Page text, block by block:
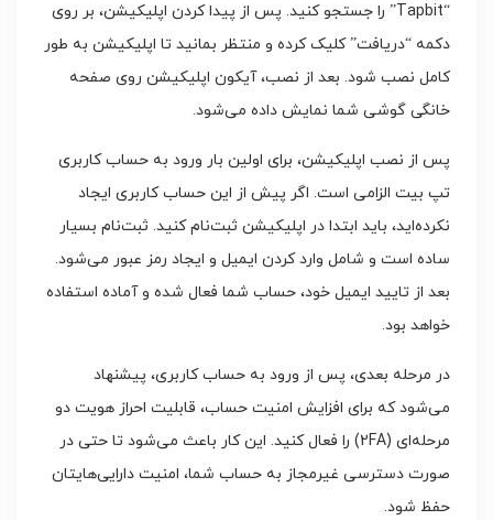
“Tapbit” را جستجو کنید. پس از پیدا کردن اپلیکیشن، بر روی
دکمه “دریافت” کلیک کرده و منتظر بمانید تا اپلیکیشن به طور
کامل نصب شود. بعد از نصب، آیکون اپلیکیشن روی صفحه
خانگی گوشی شما نمایش داده می‌شود.
پس از نصب اپلیکیشن، برای اولین بار ورود به حساب کاربری
تپ بیت الزامی است. اگر پیش از این حساب کاربری ایجاد
نکرده‌اید، باید ابتدا در اپلیکیشن ثبت‌نام کنید. ثبت‌نام بسیار
ساده است و شامل وارد کردن ایمیل و ایجاد رمز عبور می‌شود.
بعد از تایید ایمیل خود، حساب شما فعال شده و آماده استفاده
خواهد بود.
در مرحله بعدی، پس از ورود به حساب کاربری، پیشنهاد
می‌شود که برای افزایش امنیت حساب، قابلیت احراز هویت دو
مرحله‌ای (2FA) را فعال کنید. این کار باعث می‌شود تا حتی در
صورت دسترسی غیرمجاز به حساب شما، امنیت دارایی‌هایتان
حفظ شود.